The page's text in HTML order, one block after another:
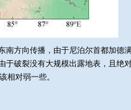
南方向传播，由于尼泊尔首都加德
于破裂没有大规模出露地表，且绝
相对弱一些。